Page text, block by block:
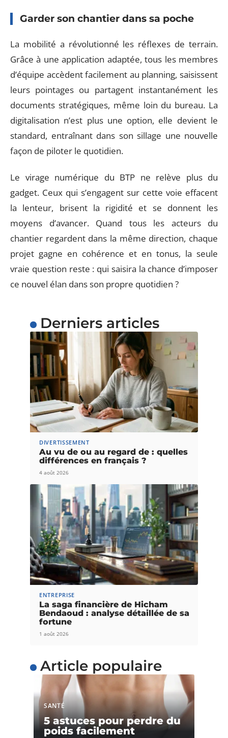
Garder son chantier dans sa poche
La mobilité a révolutionné les réflexes de terrain.
Grâce à une application adaptée, tous les membres
d’équipe accèdent facilement au planning, saisissent
leurs pointages ou partagent instantanément les
documents stratégiques, même loin du bureau. La
digitalisation n’est plus une option, elle devient le
standard, entraînant dans son sillage une nouvelle
façon de piloter le quotidien.
Le virage numérique du BTP ne relève plus du
gadget. Ceux qui s’engagent sur cette voie effacent
la lenteur, brisent la rigidité et se donnent les
moyens d’avancer. Quand tous les acteurs du
chantier regardent dans la même direction, chaque
projet gagne en cohérence et en tonus, la seule
vraie question reste : qui saisira la chance d’imposer
ce nouvel élan dans son propre quotidien ?
Derniers articles
DIVERTISSEMENT
Au vu de ou au regard de : quelles
différences en français ?
4 août 2026
ENTREPRISE
La saga financière de Hicham
Bendaoud : analyse détaillée de sa
fortune
1 août 2026
Article populaire
SANTÉ
5 astuces pour perdre du
poids facilement